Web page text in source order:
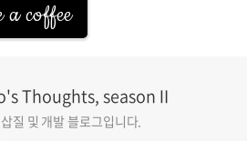
a coffee
Thoughts, seasonⅡ
질 및 개발 블로그입니다.